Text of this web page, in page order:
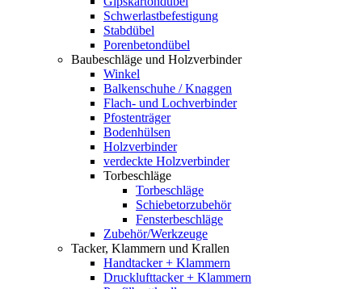
Schwerlastbefestigung
Stabdübel
Porenbetondübel
Baubeschläge und Holzverbinder
Winkel
Balkenschuhe / Knaggen
Flach- und Lochverbinder
Pfostenträger
Bodenhülsen
Holzverbinder
verdeckte Holzverbinder
Torbeschläge
Torbeschläge
Schiebetorzubehör
Fensterbeschläge
Zubehör/Werkzeuge
Tacker, Klammern und Krallen
Handtacker + Klammern
Drucklufttacker + Klammern